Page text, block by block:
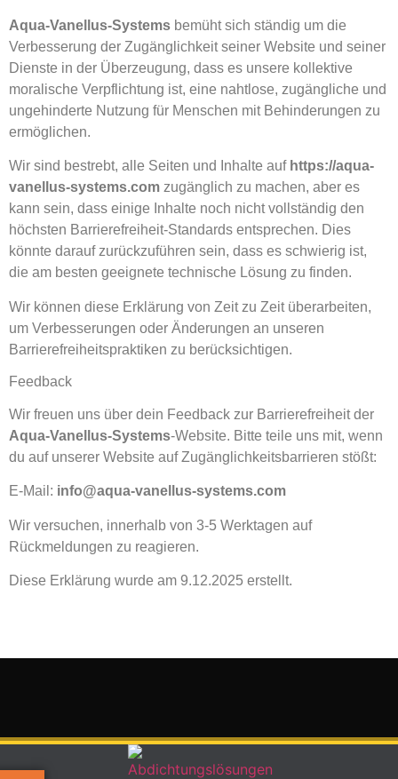
Aqua-Vanellus-Systems bemüht sich ständig um die
Verbesserung der Zugänglichkeit seiner Website und seiner
Dienste in der Überzeugung, dass es unsere kollektive
moralische Verpflichtung ist, eine nahtlose, zugängliche und
ungehinderte Nutzung für Menschen mit Behinderungen zu
ermöglichen.
Wir sind bestrebt, alle Seiten und Inhalte auf https://aqua-
vanellus-systems.com zugänglich zu machen, aber es
kann sein, dass einige Inhalte noch nicht vollständig den
höchsten Barrierefreiheit-Standards entsprechen. Dies
könnte darauf zurückzuführen sein, dass es schwierig ist,
die am besten geeignete technische Lösung zu finden.
Wir können diese Erklärung von Zeit zu Zeit überarbeiten,
um Verbesserungen oder Änderungen an unseren
Barrierefreiheitspraktiken zu berücksichtigen.
Feedback
Wir freuen uns über dein Feedback zur Barrierefreiheit der
Aqua-Vanellus-Systems-Website. Bitte teile uns mit, wenn
du auf unserer Website auf Zugänglichkeitsbarrieren stößt:
E-Mail: info@aqua-vanellus-systems.com
Wir versuchen, innerhalb von 3-5 Werktagen auf
Rückmeldungen zu reagieren.
Diese Erklärung wurde am 9.12.2025 erstellt.